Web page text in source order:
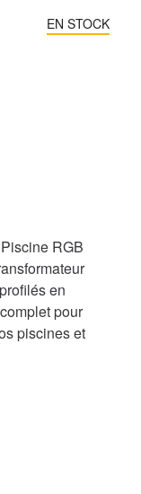
EN STOCK
RGB
en
pour
piscines et